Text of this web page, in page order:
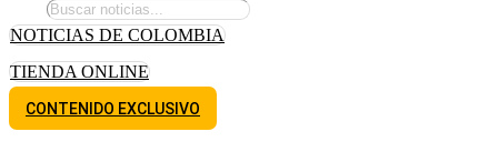
NOTICIAS DE COLOMBIA
TIENDA ONLINE
CONTENIDO EXCLUSIVO